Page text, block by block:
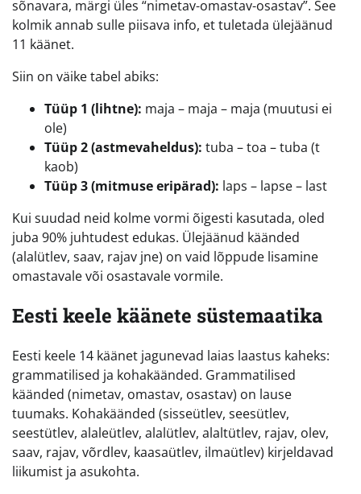
sõnavara, märgi üles “nimetav-omastav-osastav”. See
kolmik annab sulle piisava info, et tuletada ülejäänud
11 käänet.
Siin on väike tabel abiks:
Tüüp 1 (lihtne): maja – maja – maja (muutusi ei
ole)
Tüüp 2 (astmevaheldus): tuba – toa – tuba (t
kaob)
Tüüp 3 (mitmuse eripärad): laps – lapse – last
Kui suudad neid kolme vormi õigesti kasutada, oled
juba 90% juhtudest edukas. Ülejäänud käänded
(alalütlev, saav, rajav jne) on vaid lõppude lisamine
omastavale või osastavale vormile.
Eesti keele käänete süstemaatika
Eesti keele 14 käänet jagunevad laias laastus kaheks:
grammatilised ja kohakäänded. Grammatilised
käänded (nimetav, omastav, osastav) on lause
tuumaks. Kohakäänded (sisseütlev, seesütlev,
seestütlev, alaleütlev, alalütlev, alaltütlev, rajav, olev,
saav, rajav, võrdlev, kaasaütlev, ilmaütlev) kirjeldavad
liikumist ja asukohta.